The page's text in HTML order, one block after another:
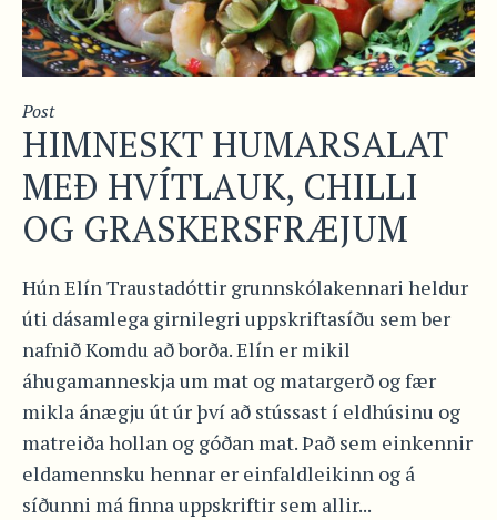
Post
HIMNESKT HUMARSALAT
MEÐ HVÍTLAUK, CHILLI
OG GRASKERSFRÆJUM
Hún Elín Traustadóttir grunnskólakennari heldur
úti dásamlega girnilegri uppskriftasíðu sem ber
nafnið Komdu að borða. Elín er mikil
áhugamanneskja um mat og matargerð og fær
mikla ánægju út úr því að stússast í eldhúsinu og
matreiða hollan og góðan mat. Það sem einkennir
eldamennsku hennar er einfaldleikinn og á
síðunni má finna uppskriftir sem allir...